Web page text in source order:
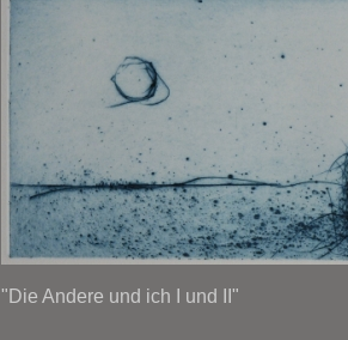
"Die Andere und ich I und II"